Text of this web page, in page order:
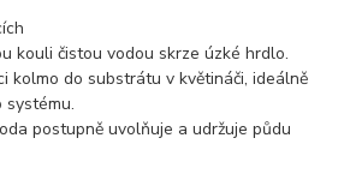
kouli čistou vodou skrze úzké hrdlo.
kolmo do substrátu v květináči, ideálně
systému.
postupně uvolňuje a udržuje půdu